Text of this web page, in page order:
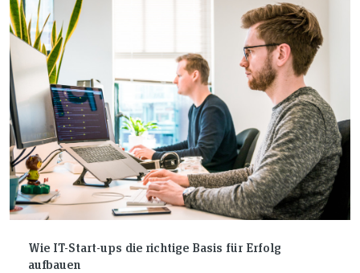
Wie IT-Start-ups die richtige Basis für Erfolg
aufbauen